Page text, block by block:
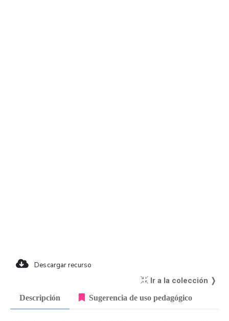
Descargar recurso
Ir a la colección ❭
Descripción Sugerencia de uso pedagógico